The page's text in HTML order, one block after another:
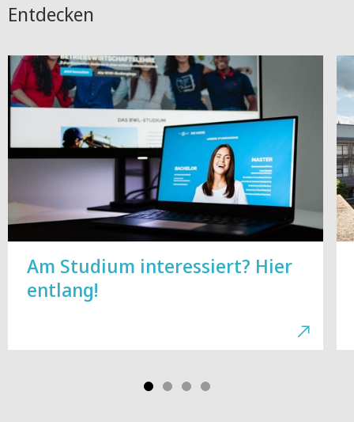
Entdecken
Am Studium interessiert? Hier
entlang!